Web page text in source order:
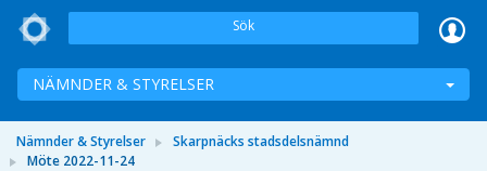
Sök
NÄMNDER & STYRELSER
Nämnder & Styrelser
Skarpnäcks stadsdelsnämnd
Möte 2022-11-24